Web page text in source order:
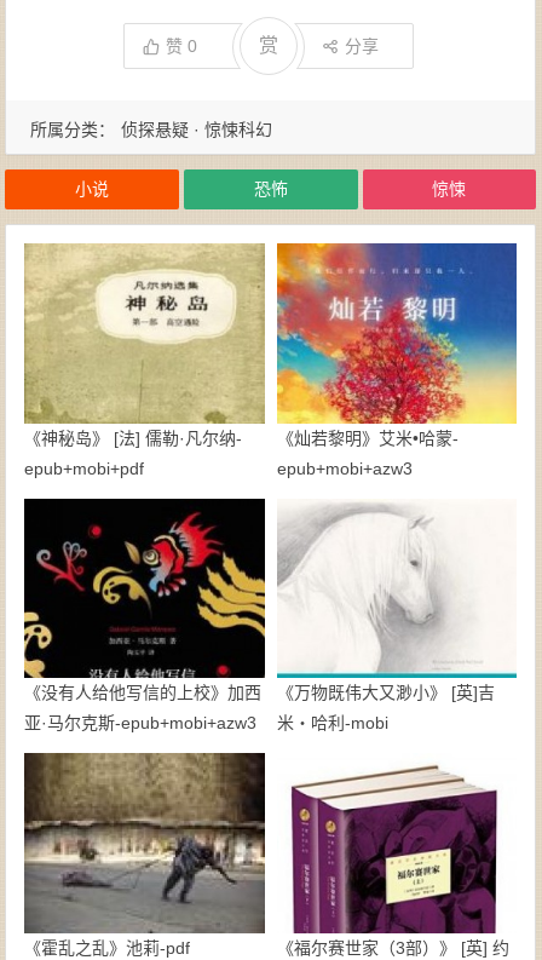
赞0 赏 分享
所属分类： 侦探悬疑 · 惊悚科幻
小说 恐怖 惊悚
《神秘岛》 [法] 儒勒·凡尔纳-
epub+mobi+pdf
《灿若黎明》艾米•哈蒙-
epub+mobi+azw3
《没有人给他写信的上校》加西
亚·马尔克斯-epub+mobi+azw3
《万物既伟大又渺小》 [英]吉
米・哈利-mobi
《霍乱之乱》池莉-pdf
《福尔赛世家（3部）》 [英] 约